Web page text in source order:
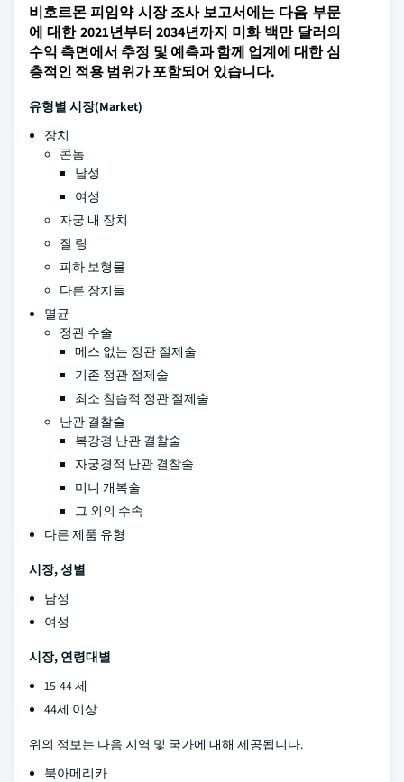
비호르몬 피임약 시장 조사 보고서에는 다음 부문
에 대한 2021년부터 2034년까지 미화 백만 달러의
수익 측면에서 추정 및 예측과 함께 업계에 대한 심
층적인 적용 범위가 포함되어 있습니다.
유형별 시장(Market)
장치
콘돔
남성
여성
자궁 내 장치
질 링
피하 보형물
다른 장치들
멸균
정관 수술
메스 없는 정관 절제술
기존 정관 절제술
최소 침습적 정관 절제술
난관 결찰술
복강경 난관 결찰술
자궁경적 난관 결찰술
미니 개복술
그 외의 수속
다른 제품 유형
시장, 성별
남성
여성
시장, 연령대별
15-44 세
44세 이상
위의 정보는 다음 지역 및 국가에 대해 제공됩니다.
북아메리카